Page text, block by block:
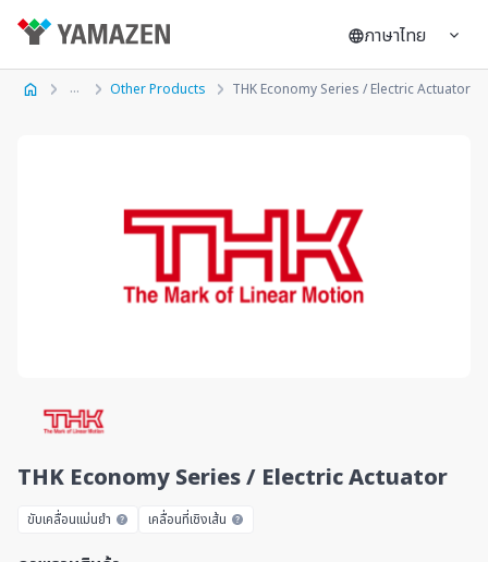
ภาษาไทย
Other Products THK Economy Series / Electric Actuator
THK Economy Series / Electric Actuator
ขับเคลื่อนแม่นยำ เคลื่อนที่เชิงเส้น